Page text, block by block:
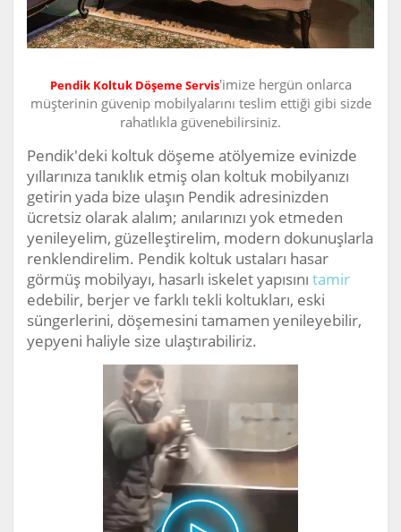
Pendik Koltuk Döşeme Servis'imize hergün onlarca
müşterinin güvenip mobilyalarını teslim ettiği gibi sizde
rahatlıkla güvenebilirsiniz.
Pendik'deki koltuk döşeme atölyemize evinizde
yıllarınıza tanıklık etmiş olan koltuk mobilyanızı
getirin yada bize ulaşın Pendik adresinizden
ücretsiz olarak alalım; anılarınızı yok etmeden
yenileyelim, güzelleştirelim, modern dokunuşlarla
renklendirelim. Pendik koltuk ustaları hasar
görmüş mobilyayı, hasarlı iskelet yapısını tamir
edebilir, berjer ve farklı tekli koltukları, eski
süngerlerini, döşemesini tamamen yenileyebilir,
yepyeni haliyle size ulaştırabiliriz.